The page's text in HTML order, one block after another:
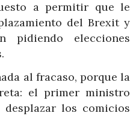
a permitir que le
del Brexit y
pidiendo elecciones
al fracaso, porque la
el primer ministro
los comicios